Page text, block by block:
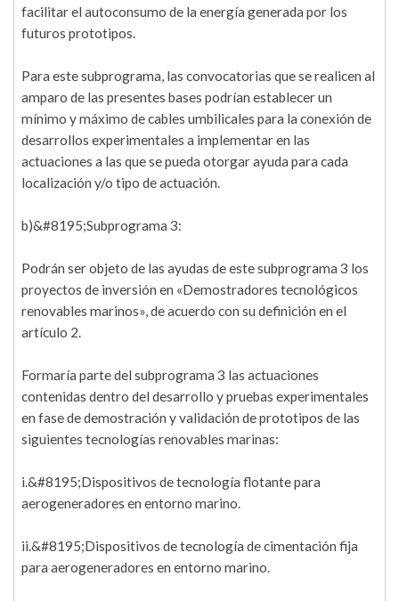
facilitar el autoconsumo de la energía generada por los
futuros prototipos.
Para este subprograma, las convocatorias que se realicen al
amparo de las presentes bases podrían establecer un
mínimo y máximo de cables umbilicales para la conexión de
desarrollos experimentales a implementar en las
actuaciones a las que se pueda otorgar ayuda para cada
localización y/o tipo de actuación.
b)&#8195;Subprograma 3:
Podrán ser objeto de las ayudas de este subprograma 3 los
proyectos de inversión en «Demostradores tecnológicos
renovables marinos», de acuerdo con su definición en el
artículo 2.
Formaría parte del subprograma 3 las actuaciones
contenidas dentro del desarrollo y pruebas experimentales
en fase de demostración y validación de prototipos de las
siguientes tecnologías renovables marinas:
i.&#8195;Dispositivos de tecnología flotante para
aerogeneradores en entorno marino.
ii.&#8195;Dispositivos de tecnología de cimentación fija
para aerogeneradores en entorno marino.